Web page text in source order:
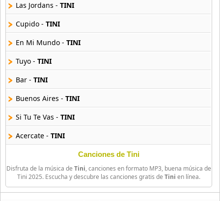
Bellakath
27 músicas online
Benson Boone
16 músicas online
Beret
50 músicas online
Big Time Rush
14 músicas online
Bikeride
Billie Eilish
52 músicas online
Las Jordans - TINI
Cupido - TINI
En Mi Mundo - TINI
Tuyo - TINI
Bar - TINI
Buenos Aires - TINI
Si Tu Te Vas - TINI
Acercate - TINI
Yo Te Amo A Ti -TINI
Lagrimas CROSSOVER NR 4 Ft Big One -TINI
Canciones de Tini
Disfruta de la música de Tini, canciones en formato MP3, buena música de
Tini 2025. Escucha y descubre las canciones gratis de Tini en línea.